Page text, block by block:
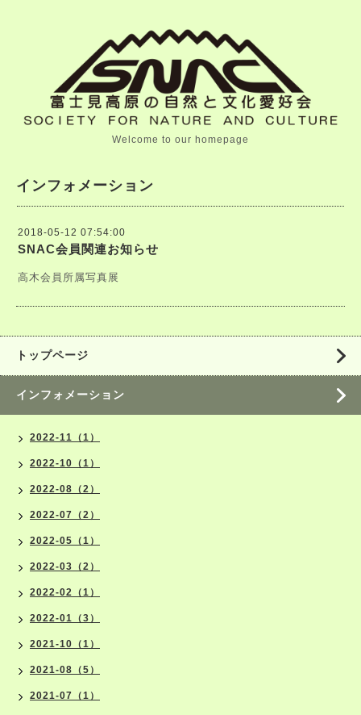
Welcome to our homepage
インフォメーション
2018-05-12 07:54:00
SNAC会員関連お知らせ
高木会員所属写真展
トップページ
インフォメーション
2022-11（1）
2022-10（1）
2022-08（2）
2022-07（2）
2022-05（1）
2022-03（2）
2022-02（1）
2022-01（3）
2021-10（1）
2021-08（5）
2021-07（1）